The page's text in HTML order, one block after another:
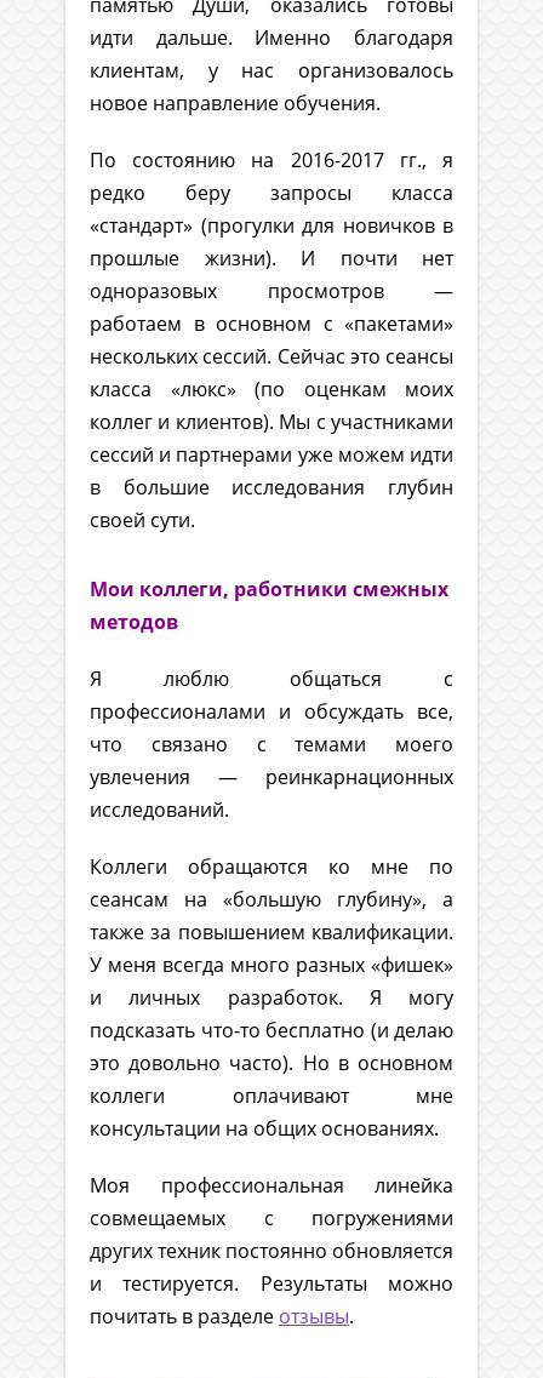
идти дальше. Именно благодаря
клиентам, у нас организовалось
новое направление обучения.
По состоянию на 2016-2017 гг., я
редко беру запросы класса
«стандарт» (прогулки для новичков в
прошлые жизни). И почти нет
одноразовых просмотров —
работаем в основном с «пакетами»
нескольких сессий. Сейчас это сеансы
класса «люкс» (по оценкам моих
коллег и клиентов). Мы с участниками
сессий и партнерами уже можем идти
в большие исследования глубин
своей сути.
Мои коллеги, работники смежных
методов
Я люблю общаться с
профессионалами и обсуждать все,
что связано с темами моего
увлечения — реинкарнационных
исследований.
Коллеги обращаются ко мне по
сеансам на «большую глубину», а
также за повышением квалификации.
У меня всегда много разных «фишек»
и личных разработок. Я могу
подсказать что-то бесплатно (и делаю
это довольно часто). Но в основном
коллеги оплачивают мне
консультации на общих основаниях.
Моя профессиональная линейка
совмещаемых с погружениями
других техник постоянно обновляется
и тестируется. Результаты можно
почитать в разделе отзывы.